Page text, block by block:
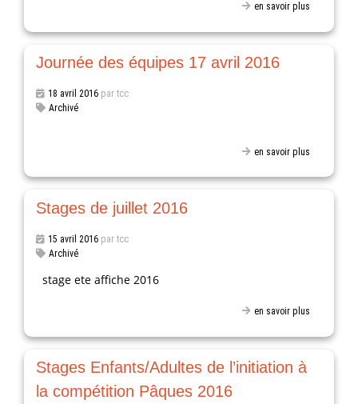
en savoir plus
Journée des équipes 17 avril 2016
18 avril 2016 par tcc
Archivé
en savoir plus
Stages de juillet 2016
15 avril 2016 par tcc
Archivé
stage ete affiche 2016
en savoir plus
Stages Enfants/Adultes de l’initiation à
la compétition Pâques 2016